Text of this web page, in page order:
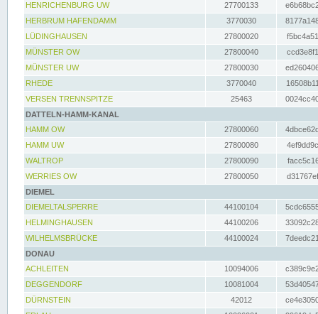
HENRICHENBURG UW
27700133
HERBRUM HAFENDAMM
3770030
LÜDINGHAUSEN
27800020
MÜNSTER OW
27800040
MÜNSTER UW
27800030
RHEDE
3770040
VERSEN TRENNSPITZE
25463
DATTELN-HAMM-KANAL
HAMM OW
27800060
HAMM UW
27800080
WALTROP
27800090
WERRIES OW
27800050
DIEMEL
DIEMELTALSPERRE
44100104
HELMINGHAUSEN
44100206
WILHELMSBRÜCKE
44100024
DONAU
ACHLEITEN
10094006
DEGGENDORF
10081004
DÜRNSTEIN
42012